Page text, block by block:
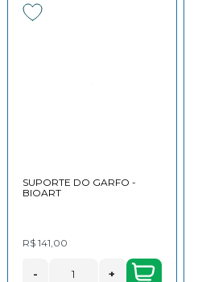
SUPORTE DO GARFO -
BIOART
R$ 141,00
- +